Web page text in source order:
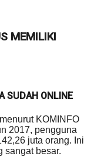
MEMILIKI
SUDAH ONLINE
KOMINFO
2017, pengguna
juta orang. Ini
sangat besar.